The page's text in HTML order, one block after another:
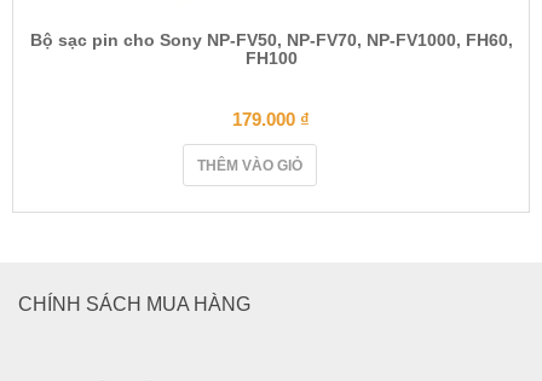
Bộ sạc pin cho Sony NP-FV50, NP-FV70, NP-FV1000, FH60,
FH100
179.000 ₫
THÊM VÀO GIỎ
CHÍNH SÁCH MUA HÀNG